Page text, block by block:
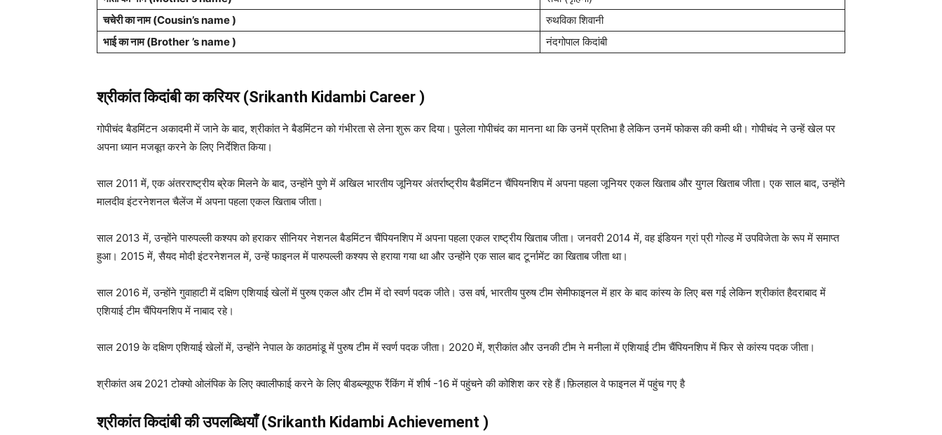
चचेरी का नाम (Cousin’s name )
रुथविका शिवानी
भाई का नाम (Brother ’s name ) नंदगोपाल किदांबी
श्रीकांत किदांबी का करियर (Srikanth Kidambi Career )
गोपीचंद बैडमिंटन अकादमी में जाने के बाद, श्रीकांत ने बैडमिंटन को गंभीरता से लेना शुरू कर दिया। पुलेला गोपीचंद का मानना ​​था कि उनमें प्रतिभा है लेकिन उनमें फोकस की कमी थी। गोपीचंद ने उन्हें खेल पर
अपना ध्यान मजबूत करने के लिए निर्देशित किया।
साल 2011 में, एक अंतरराष्ट्रीय ब्रेक मिलने के बाद, उन्होंने पुणे में अखिल भारतीय जूनियर अंतर्राष्ट्रीय बैडमिंटन चैंपियनशिप में अपना पहला जूनियर एकल खिताब और युगल खिताब जीता। एक साल बाद, उन्होंने
मालदीव इंटरनेशनल चैलेंज में अपना पहला एकल खिताब जीता।
साल 2013 में, उन्होंने पारुपल्ली कश्यप को हराकर सीनियर नेशनल बैडमिंटन चैंपियनशिप में अपना पहला एकल राष्ट्रीय खिताब जीता। जनवरी 2014 में, वह इंडियन ग्रां प्री गोल्ड में उपविजेता के रूप में समाप्त
हुआ। 2015 में, सैयद मोदी इंटरनेशनल में, उन्हें फाइनल में पारुपल्ली कश्यप से हराया गया था और उन्होंने एक साल बाद टूर्नामेंट का खिताब जीता था।
साल 2016 में, उन्होंने गुवाहाटी में दक्षिण एशियाई खेलों में पुरुष एकल और टीम में दो स्वर्ण पदक जीते। उस वर्ष, भारतीय पुरुष टीम सेमीफाइनल में हार के बाद कांस्य के लिए बस गई लेकिन श्रीकांत हैदराबाद में
एशियाई टीम चैंपियनशिप में नाबाद रहे।
साल 2019 के दक्षिण एशियाई खेलों में, उन्होंने नेपाल के काठमांडू में पुरुष टीम में स्वर्ण पदक जीता। 2020 में, श्रीकांत और उनकी टीम ने मनीला में एशियाई टीम चैंपियनशिप में फिर से कांस्य पदक जीता।
श्रीकांत अब 2021 टोक्यो ओलंपिक के लिए क्वालीफाई करने के लिए बीडब्ल्यूएफ रैंकिंग में शीर्ष -16 में पहुंचने की कोशिश कर रहे हैं।फ़िलहाल वे फाइनल में पहुंच गए है
श्रीकांत किदांबी की उपलब्धियाँ (Srikanth Kidambi Achievement )